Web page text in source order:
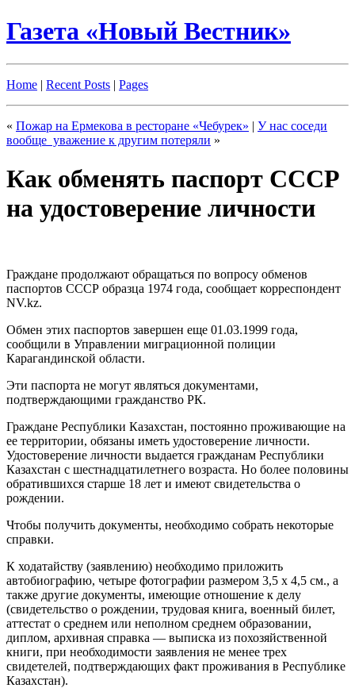
Газета «Новый Вестник»
Home | Recent Posts | Pages
« Пожар на Ермекова в ресторане «Чебурек» | У нас соседи
вообще уважение к другим потеряли »
Как обменять паспорт СССР
на удостоверение личности
Граждане продолжают обращаться по вопросу обменов
паспортов СССР образца 1974 года, сообщает корреспондент
NV.kz.
Обмен этих паспортов завершен еще 01.03.1999 года,
сообщили в Управлении миграционной полиции
Карагандинской области.
Эти паспорта не могут являться документами,
подтверждающими гражданство РК.
Граждане Республики Казахстан, постоянно проживающие на
ее территории, обязаны иметь удостоверение личности.
Удостоверение личности выдается гражданам Республики
Казахстан с шестнадцатилетнего возраста. Но более половины
обратившихся старше 18 лет и имеют свидетельства о
рождении.
Чтобы получить документы, необходимо собрать некоторые
справки.
К ходатайству (заявлению) необходимо приложить
автобиографию, четыре фотографии размером 3,5 х 4,5 см., а
также другие документы, имеющие отношение к делу
(свидетельство о рождении, трудовая книга, военный билет,
аттестат о среднем или неполном среднем образовании,
диплом, архивная справка — выписка из похозяйственной
книги, при необходимости заявления не менее трех
свидетелей, подтверждающих факт проживания в Республике
Казахстан).